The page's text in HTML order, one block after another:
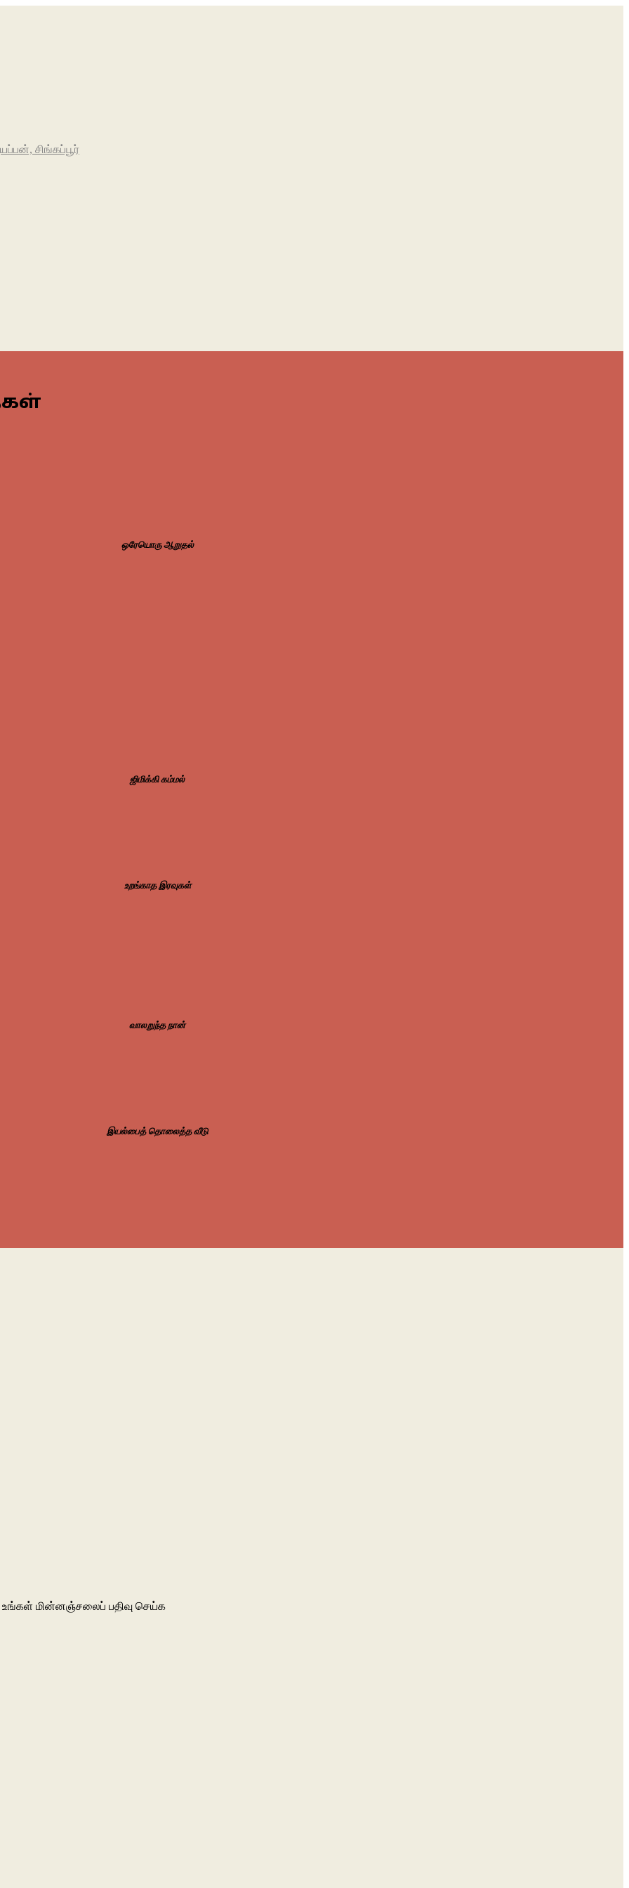
சிங்கப்பூர்
ஒரேயொரு ஆறுதல்
ஜிமிக்கி கம்மல்
உறங்காத இரவுகள்
வாலறுந்த நான்
இயல்பைத் தொலைத்த வீடு
மின்னஞ்சலைப் பதிவு செய்க